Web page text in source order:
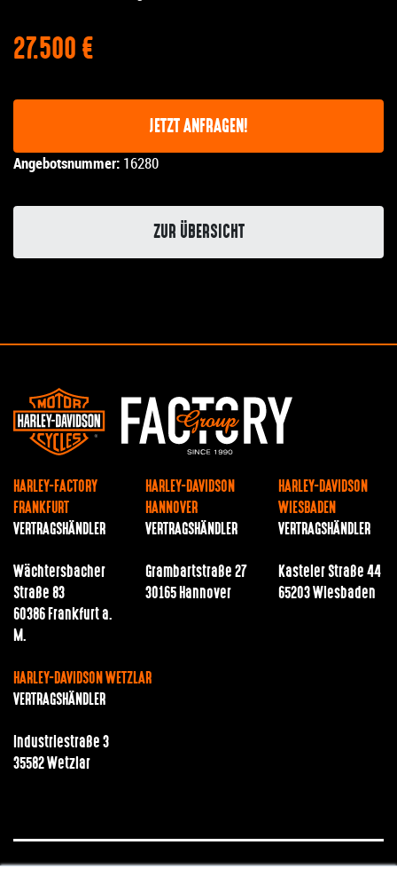
27.500 €
JETZT ANFRAGEN!
Angebotsnummer: 16280
ZUR ÜBERSICHT
HARLEY-FACTORY
FRANKFURT
VERTRAGSHÄNDLER
Wächtersbacher
Straße 83
60386 Frankfurt a.
M.
HARLEY-DAVIDSON
HANNOVER
VERTRAGSHÄNDLER
Grambartstraße 27
30165 Hannover
HARLEY-DAVIDSON
WIESBADEN
VERTRAGSHÄNDLER
Kasteler Straße 44
65203 Wiesbaden
HARLEY-DAVIDSON WETZLAR
VERTRAGSHÄNDLER
Industriestraße 3
35582 Wetzlar